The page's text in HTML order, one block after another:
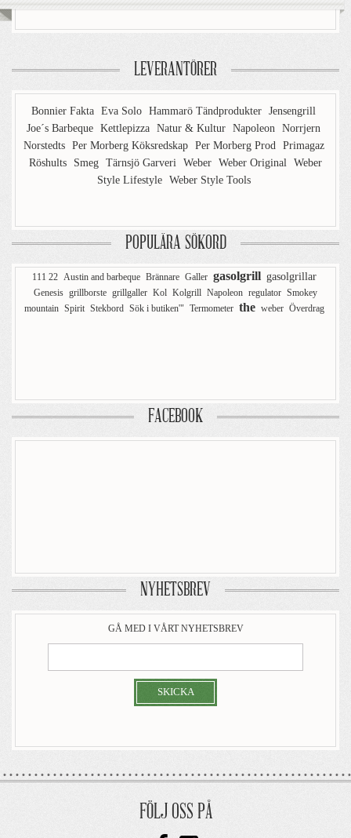
LEVERANTÖRER
Bonnier Fakta Eva Solo Hammarö Tändprodukter Jensengrill
Joe´s Barbeque Kettlepizza Natur & Kultur Napoleon Norrjern
Norstedts Per Morberg Köksredskap Per Morberg Prod Primagaz
Röshults
Smeg Tärnsjö Garveri Weber Weber Original Weber
Style Lifestyle Weber Style Tools
POPULÄRA SÖKORD
111 22 Austin and barbeque Brännare Galler gasolgrill gasolgrillar
Genesis grillborste grillgaller Kol Kolgrill Napoleon regulator Smokey
mountain Spirit Stekbord Sök i butiken'" Termometer the weber Överdrag
FACEBOOK
NYHETSBREV
GÅ MED I VÅRT NYHETSBREV
SKICKA
FÖLJ OSS PÅ